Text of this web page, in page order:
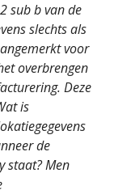
sub b van de
slechts als
voor
overbrengen
Deze
is
de
staat? Men